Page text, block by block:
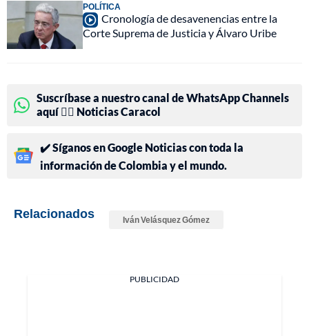
POLÍTICA
Cronología de desavenencias entre la
Corte Suprema de Justicia y Álvaro Uribe
Suscríbase a nuestro canal de WhatsApp Channels
aquí 👉🏻 Noticias Caracol
✔️ Síganos en Google Noticias con toda la
información de Colombia y el mundo.
Relacionados Iván Velásquez Gómez
PUBLICIDAD